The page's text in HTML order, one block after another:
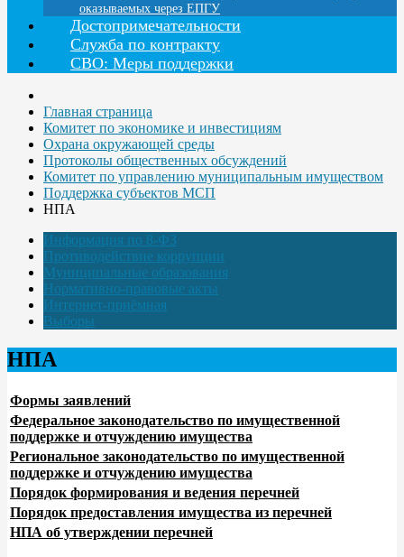
оказываемых через ЕПГУ
Достопримечательности
Служба по контракту
СВО: Меры поддержки
Главная страница
Комитет по экономике и инвестициям
Охрана окружающей среды
Протоколы общественных обсуждений
Комитет по управлению муниципальным имуществом
Поддержка субъектов МСП
НПА
Информация по 8-ФЗ
Противодействие коррупции
Муниципальные образования
Нормативно-правовые акты
Интернет-приёмная
Выборы
НПА
Формы заявлений
Федеральное законодательство по имущественной
поддержке и отчуждению имущества
Региональное законодательство по имущественной
поддержке и отчуждению имущества
Порядок формирования и ведения перечней
Порядок предоставления имущества из перечней
НПА об утверждении перечней